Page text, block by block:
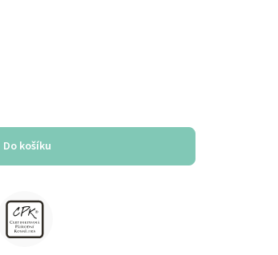
Do košíku